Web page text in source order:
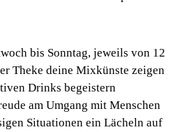
bis Sonntag, jeweils von 12
Theke deine Mixkünste zeigen
Drinks begeistern
am Umgang mit Menschen
Situationen ein Lächeln auf